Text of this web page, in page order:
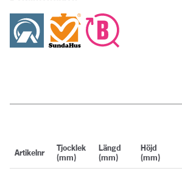
Artikelnr
Tjocklek
(mm)
Längd
(mm)
Höjd
(mm)